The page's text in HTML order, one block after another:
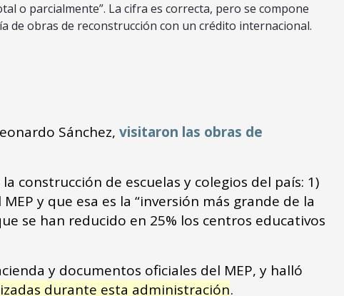
o parcialmente”. La cifra es correcta, pero se compone
de obras de reconstrucción con un crédito internacional.
Sánchez, visitaron las obras de
construcción de escuelas y colegios del país: 1)
y que esa es la “inversión más grande de la
se han reducido en 25% los centros educativos
y documentos oficiales del MEP, y halló
durante esta administración.